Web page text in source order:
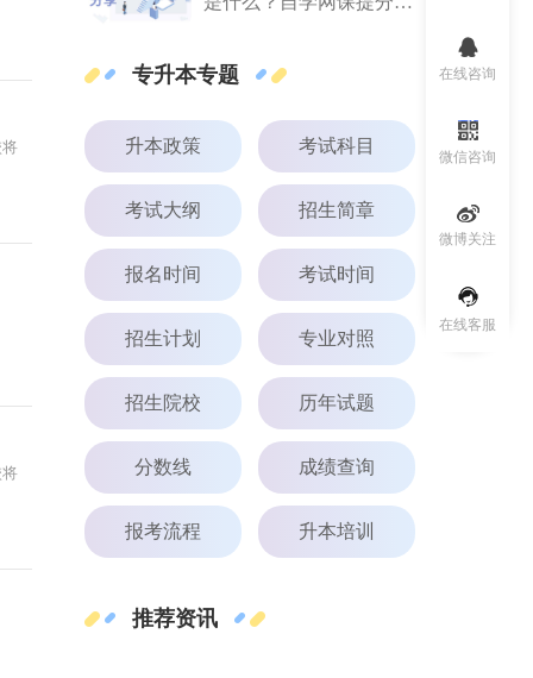
在线咨询
微信咨询
微博关注
在线客服
专升本专题
升本政策 考试科目
考试大纲 招生简章
报名时间 考试时间
招生计划 专业对照
招生院校 历年试题
分数线 成绩查询
报考流程 升本培训
推荐资讯